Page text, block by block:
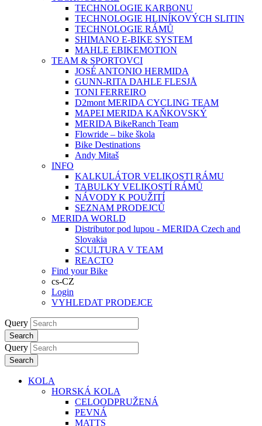
TECHNOLOGIE KARBONU
TECHNOLOGIE HLINÍKOVÝCH SLITIN
TECHNOLOGIE RÁMŮ
SHIMANO E-BIKE SYSTEM
MAHLE EBIKEMOTION
TEAM & SPORTOVCI
JOSÉ ANTONIO HERMIDA
GUNN-RITA DAHLE FLESJÅ
TONI FERREIRO
D2mont MERIDA CYCLING TEAM
MAPEI MERIDA KAŇKOVSKÝ
MERIDA BikeRanch Team
Flowride – bike škola
Bike Destinations
Andy Mitaš
INFO
KALKULÁTOR VELIKOSTI RÁMU
TABULKY VELIKOSTÍ RÁMŮ
NÁVODY K POUŽITÍ
SEZNAM PRODEJCŮ
MERIDA WORLD
Distributor pod lupou - MERIDA Czech and
Slovakia
SCULTURA V TEAM
REACTO
Find your Bike
cs-CZ
Login
VYHLEDAT PRODEJCE
Query
Search
Query
Search
KOLA
HORSKÁ KOLA
CELOODPRUŽENÁ
PEVNÁ
MATTS